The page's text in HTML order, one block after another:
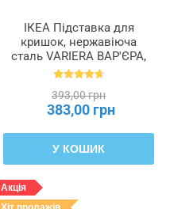
ІКЕА Підставка для
кришок, нержавіюча
сталь VARIERA ВАР'ЄРА,
701.548.00
393,00 грн
383,00 грн
У КОШИК
Акція